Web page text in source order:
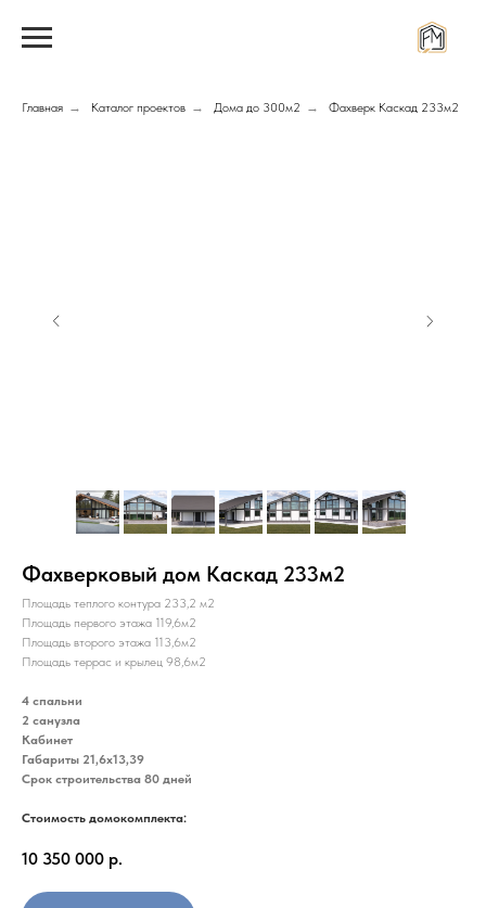
Главная → Каталог проектов → Дома до 300м2 → Фахверк Каскад 233м2
Фахверковый дом Каскад 233м2
Площадь теплого контура 233,2 м2
Площадь первого этажа 119,6м2
Площадь второго этажа 113,6м2
Площадь террас и крылец 98,6м2
4 спальни
2 санузла
Кабинет
Габариты 21,6х13,39
Срок строительства 80 дней
Стоимость домокомплекта:
10 350 000 р.